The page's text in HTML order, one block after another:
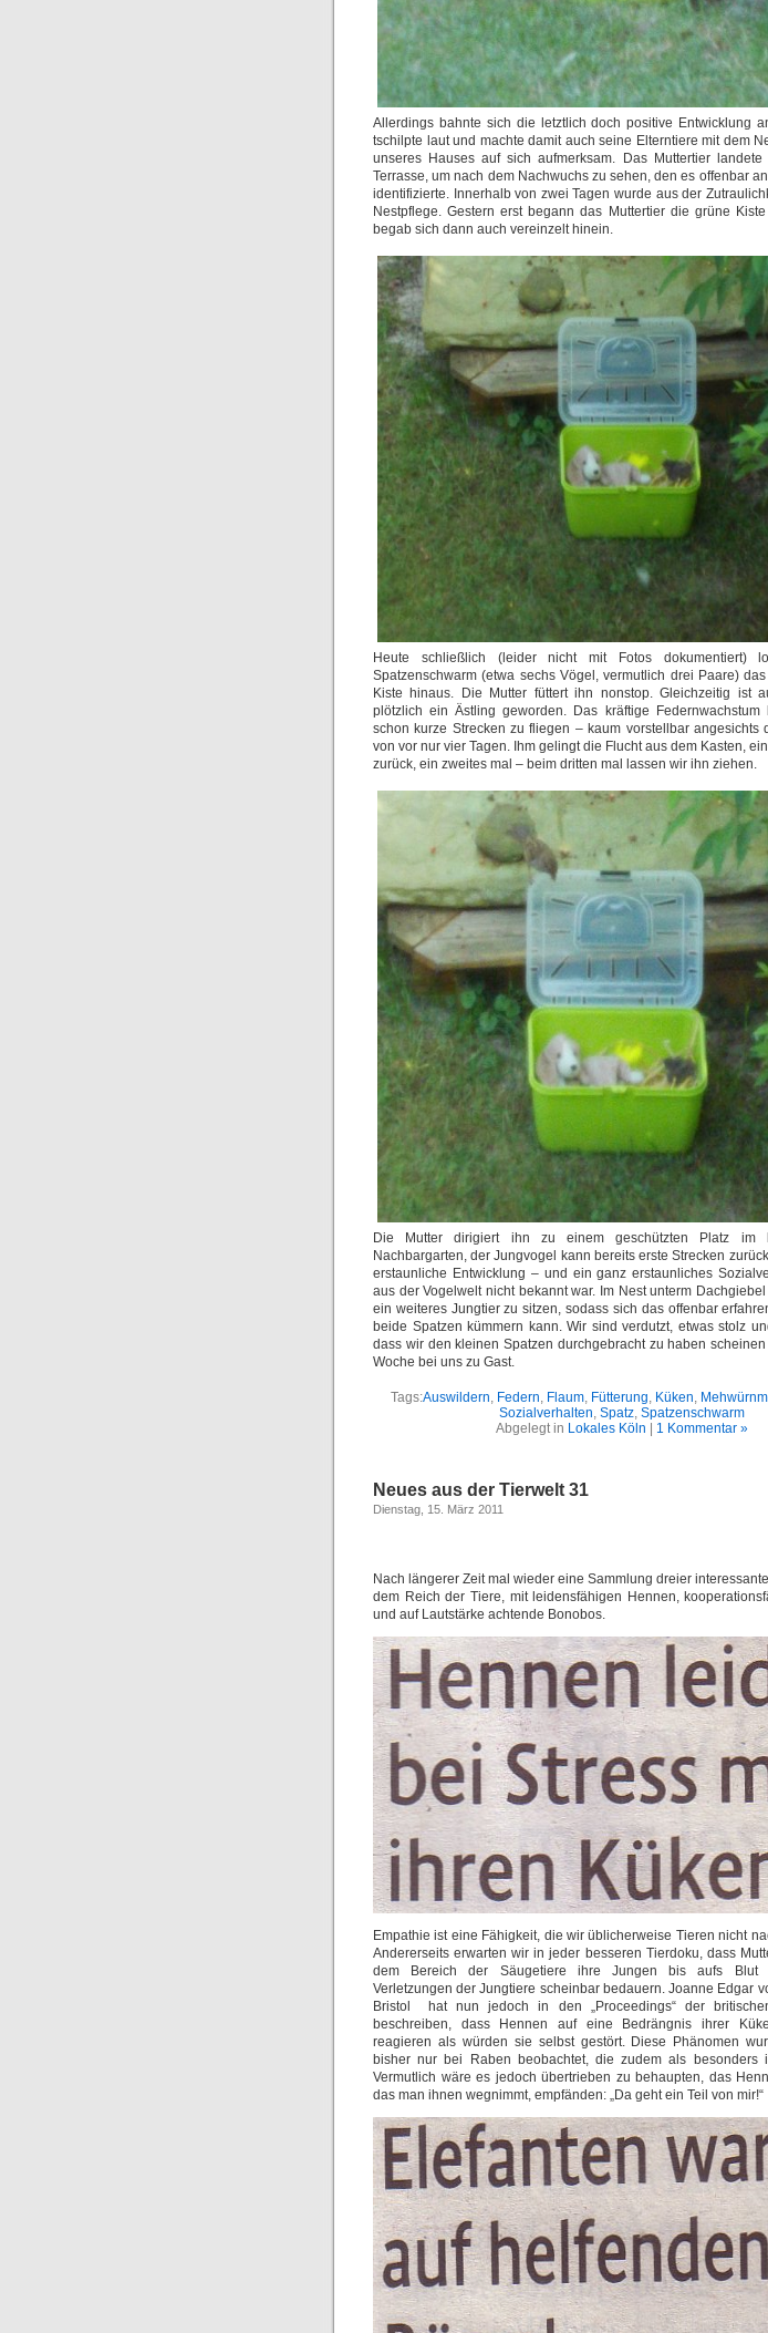
Allerdings bahnte sich die letztlich doch positive Entwicklung
tschilpte laut und machte damit auch seine Elterntiere mit dem
unseres Hauses auf sich aufmerksam. Das Muttertier
Terrasse, um nach dem Nachwuchs zu sehen, den es offenbar
identifizierte. Innerhalb von zwei Tagen wurde aus der
Nestpflege. Gestern erst begann das Muttertier die grüne
begab sich dann auch vereinzelt hinein.
Heute schließlich (leider nicht mit Fotos dokumentiert)
Spatzenschwarm (etwa sechs Vögel, vermutlich drei Paare)
Kiste hinaus. Die Mutter füttert ihn nonstop. Gleichzeitig ist
plötzlich ein Ästling geworden. Das kräftige Federnwachstum
schon kurze Strecken zu fliegen – kaum vorstellbar angesichts
von vor nur vier Tagen. Ihm gelingt die Flucht aus dem Kasten,
zurück, ein zweites mal – beim dritten mal lassen wir ihn ziehen.
Die Mutter dirigiert ihn zu einem geschützten Platz im
Nachbargarten, der Jungvogel kann bereits erste Strecken
erstaunliche Entwicklung – und ein ganz erstaunliches
aus der Vogelwelt nicht bekannt war. Im Nest unterm
ein weiteres Jungtier zu sitzen, sodass sich das offenbar
beide Spatzen kümmern kann. Wir sind verdutzt, etwas stolz
dass wir den kleinen Spatzen durchgebracht zu haben
Woche bei uns zu Gast.
Tags:Auswildern, Federn, Flaum, Fütterung, Küken,
Sozialverhalten, Spatz, Spatzenschwarm
Abgelegt in Lokales Köln 1 Kommentar »
Neues aus der Tierwelt 31
Dienstag, 15. März 2011
Nach längerer Zeit mal wieder eine Sammlung dreier
dem Reich der Tiere, mit leidensfähigen Hennen,
und auf Lautstärke achtende Bonobos.
Empathie ist eine Fähigkeit, die wir üblicherweise Tieren nicht
Andererseits erwarten wir in jeder besseren Tierdoku, dass
dem Bereich der Säugetiere ihre Jungen bis aufs Blut
Verletzungen der Jungtiere scheinbar bedauern. Joanne Edgar
Bristol hat nun jedoch in den „Proceedings“ der
beschreiben, dass Hennen auf eine Bedrängnis ihrer
reagieren als würden sie selbst gestört. Diese Phänomen
bisher nur bei Raben beobachtet, die zudem als besonders
Vermutlich wäre es jedoch übertrieben zu behaupten, das
das man ihnen wegnimmt, empfänden: „Da geht ein Teil von mir!“